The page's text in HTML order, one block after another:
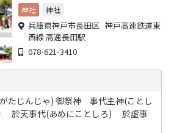
い。
神社 神社
兵庫県神戸市長田区 神戸高速鉄道東
西線 高速長田駅
078-621-3410
たじんじゃ) 御祭神 事代主神(ことし
於天事代(あめにことしろ) 於虚事